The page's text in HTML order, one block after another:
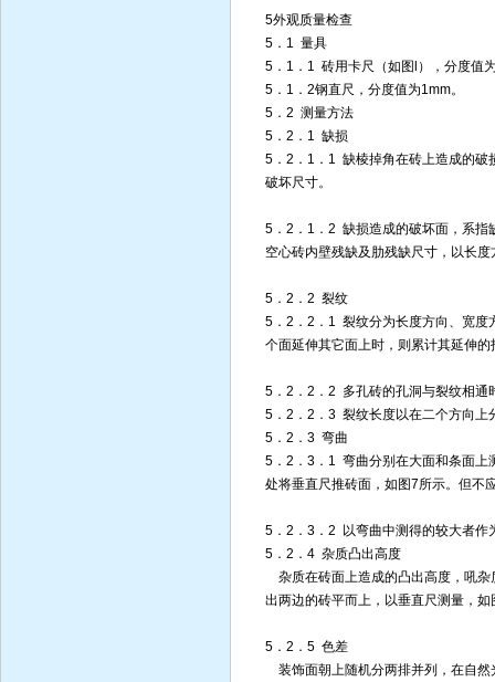
5外观质量检查
5．1 量具
5．1．1 砖用卡尺（如图l），分度值
5．1．2钢直尺，分度值为1mm。
5．2 测量方法
5．2．1 缺损
5．2．1．1 缺棱掉角在砖上造成的破
破坏尺寸。
5．2．1．2 缺损造成的破坏面，系指
空心砖内壁残缺及肋残缺尺寸，以长
5．2．2 裂纹
5．2．2．1 裂纹分为长度方向、宽度
个面延伸其它面上时，则累计其延伸
5．2．2．2 多孔砖的孔洞与裂纹相通
5．2．2．3 裂纹长度以在二个方向上
5．2．3 弯曲
5．2．3．1 弯曲分别在大面和条面上
处将垂直尺推砖面，如图7所示。但不
5．2．3．2 以弯曲中测得的较大者作
5．2．4 杂质凸出高度
杂质在砖面上造成的凸出高度，吼杂
出两边的砖平而上，以垂直尺测量，如
5．2．5 色差
装饰面朝上随机分两排并列，在自然